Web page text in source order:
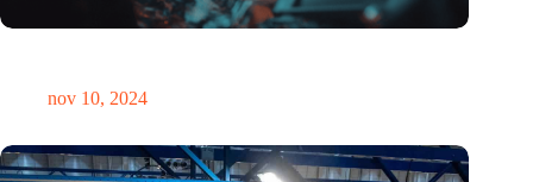
nov 10, 2024